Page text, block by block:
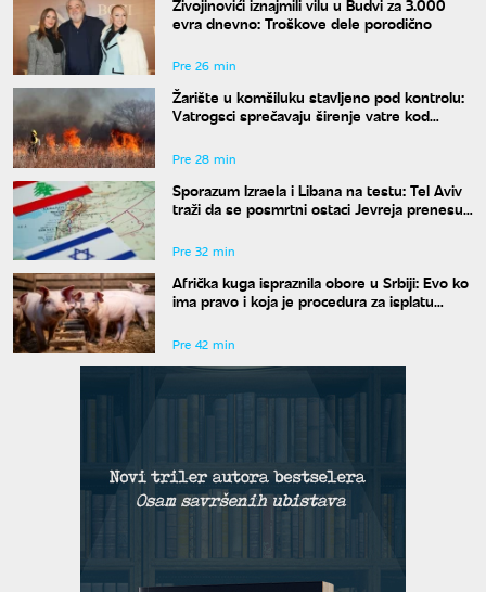
evra dnevno: Troškove dele porodično
Pre 26 min
Žarište u komšiluku stavljeno pod kontrolu:
Vatrogsci sprečavaju širenje vatre kod
Pre 28 min
Sporazum Izraela i Libana na testu: Tel Aviv
traži da se posmrtni ostaci Jevreja prenesu
Pre 32 min
Afrička kuga ispraznila obore u Srbiji: Evo ko
ima pravo i koja je procedura za isplatu
Pre 42 min